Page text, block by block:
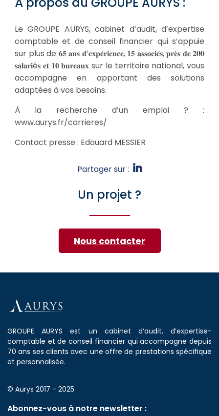
Le GROUPE AURYS, cabinet d’audit, d’expertise
comptable et de conseil financier qui s’appuie
sur plus de 𝟔𝟓 𝐚𝐧𝐬 𝐝’𝐞𝐱𝐩𝐞́𝐫𝐢𝐞𝐧𝐜𝐞, 𝟏𝟓 𝐚𝐬𝐬𝐨𝐜𝐢𝐞́𝐬, 𝐩𝐫𝐞̀𝐬 𝐝𝐞 𝟐𝟎𝟎
𝐬𝐚𝐥𝐚𝐫𝐢é𝐬 𝐞𝐭 𝟏𝟎 𝐛𝐮𝐫𝐞𝐚𝐮𝐱 sur le territoire national, vous
accompagne en apportant des solutions
adaptées à vos besoins.
À la recherche d’un emploi ? :
www.aurys.fr/carrieres/
Contact presse : Edouard MESSIER
Partager sur :
Un projet ?
Nous contacter
GROUPE AURYS est un cabinet d’audit, d’expertise-
comptable et de conseil financier qui accompagne depuis
70 ans ses clients avec une offre de prestations spécifique
et personnalisée.
© Aurys 2017 - 2025
Abonnez-vous à notre newsletter :